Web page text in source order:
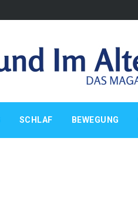
SCHLAF BEWEGUNG